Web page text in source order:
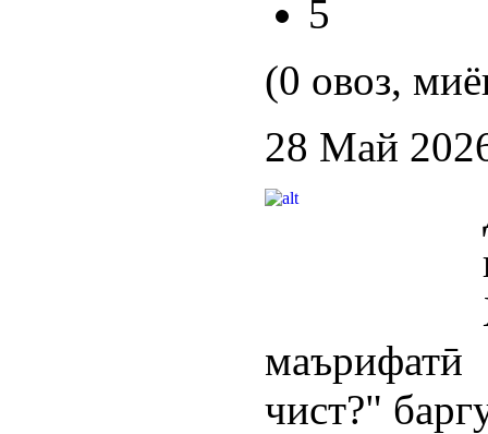
5
(0 овоз,
28 Май
чист?"